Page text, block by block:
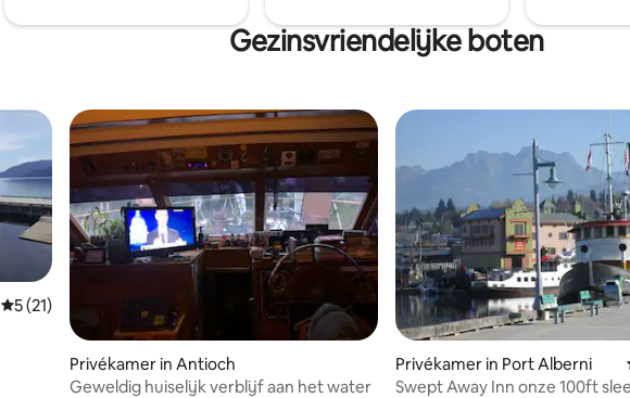
Gezinsvriendelijke boten
Gemiddelde beoordeling van 5 uit 5, 21 recensies
5 (21)
Privékamer in Antioch
Geweldig huiselijk verblijf aan het water
Privékamer in Port Alberni
Swept Away Inn onze 100ft